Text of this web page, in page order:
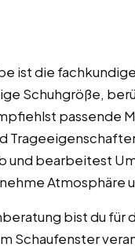
ist die
Schuhgröße,
passende
und bearbeitest
Atmosphäre
bist du für
Schaufenster